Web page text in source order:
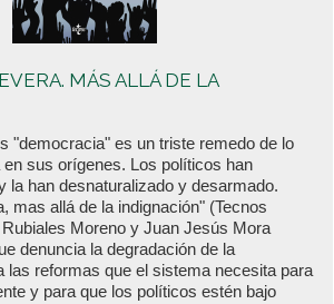
MÁS ALLÁ DE LA
"democracia" es un triste remedo de lo
sus orígenes. Los políticos han
la han desnaturalizado y desarmado.
mas allá de la indignación" (Tecnos
Moreno y Juan Jesús Mora
denuncia la degradación de la
las reformas que el sistema necesita para
y para que los políticos estén bajo